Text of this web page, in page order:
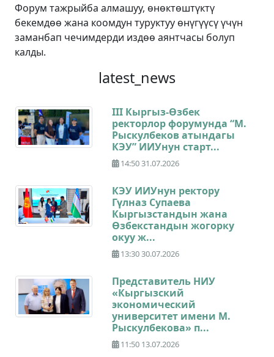
Форум тажрыйба алмашуу, өнөктөштүктү
бекемдөө жана коомдун туруктуу өнүгүүсү үчүн
заманбап чечимдерди издөө аянтчасы болуп
калды.
latest_news
III Кыргыз-Өзбек
ректорлор форумунда “М.
Рыскулбеков атындагы
КЭУ” ИИУнун старт...
14:50 31.07.2026
КЭУ ИИУнун ректору
Гүлназ Супаева
Кыргызстандын жана
Өзбекстандын жогорку
окуу ж...
13:30 30.07.2026
Представитель НИУ
«Кыргызский
экономический
университет имени М.
Рыскулбекова» п...
11:50 13.07.2026